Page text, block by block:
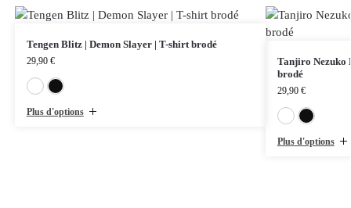
Tengen Blitz | Demon Slayer | T-shirt brodé
29,90 €
Plus d'options
Tanjiro Nezuko
brodé
29,90 €
Plus d'options